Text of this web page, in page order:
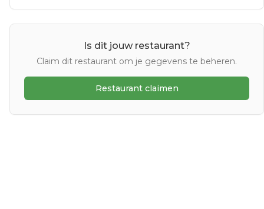
Is dit jouw restaurant?
Claim dit restaurant om je gegevens te beheren.
Restaurant claimen